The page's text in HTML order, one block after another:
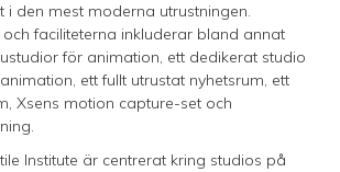
i den mest moderna utrustningen.
faciliteterna inkluderar bland annat
för animation, ett dedikerat studio
ett fullt utrustat nyhetsrum, ett
Xsens motion capture-set och
Institute är centrerat kring studios på